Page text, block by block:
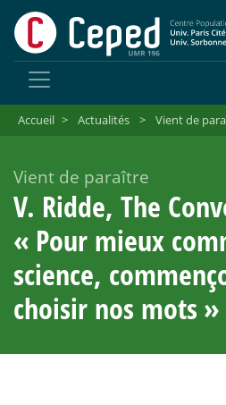
Accueil > Actualités > Vient de
Vient de paraître
V. Ridde, The
« Pour mieux
science,
choisir nos mots »